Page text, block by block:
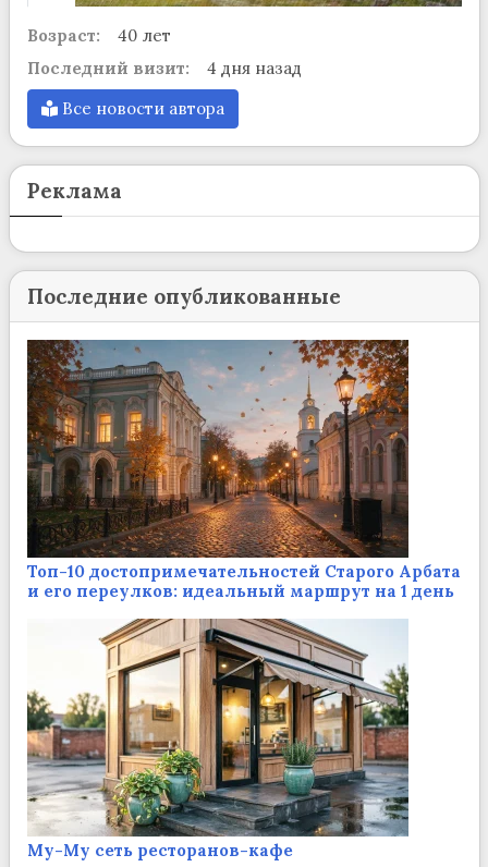
Возраст:
40 лет
Последний визит:
4 дня назад
Все новости автора
Реклама
Последние опубликованные
Топ-10 достопримечательностей Старого Арбата
и его переулков: идеальный маршрут на 1 день
Му-Му сеть ресторанов-кафе